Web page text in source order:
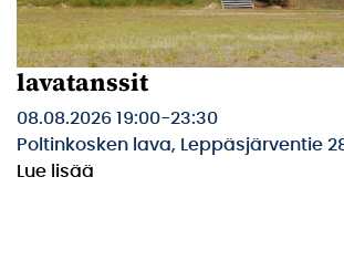
lavatanssit
08.08.2026 19:00-23:30
Poltinkosken lava, Leppäsjärventie
Lue lisää